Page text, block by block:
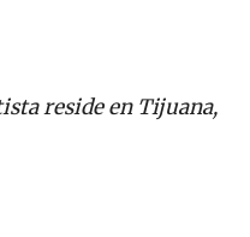
reside en Tijuana,